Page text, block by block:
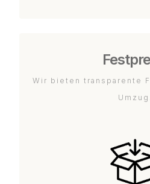
Wir bieten transparente
Umzug.